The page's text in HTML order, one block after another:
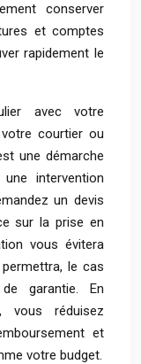
conserver
et comptes
rapidement le
avec votre
courtier ou
une démarche
intervention
un devis
sur la prise en
vous évitera
le cas
garantie. En
vous réduisez
et
votre budget.